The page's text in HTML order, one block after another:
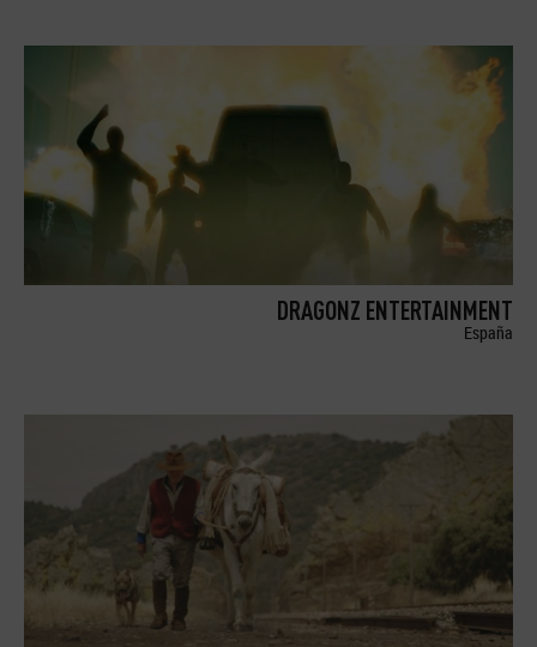
DRAGONZ ENTERTAINMENT
España